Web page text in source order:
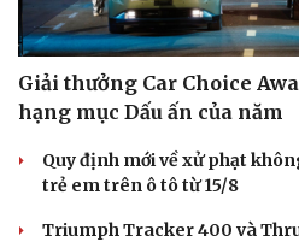
Giải thưởng Car Choice
hạng mục Dấu ấn của năm
Quy định mới về xử phạt
trẻ em trên ô tô từ 15/8
Triumph Tracker 400 và